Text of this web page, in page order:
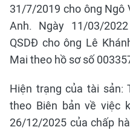
31/7/2019 cho ông Ngô
Anh. Ngày 11/03/
QSDĐ cho ông Lê
Mai theo hồ sơ số
Hiện trạng của tài sản:
theo Biên bản về việc
26/12/2025 của chấp